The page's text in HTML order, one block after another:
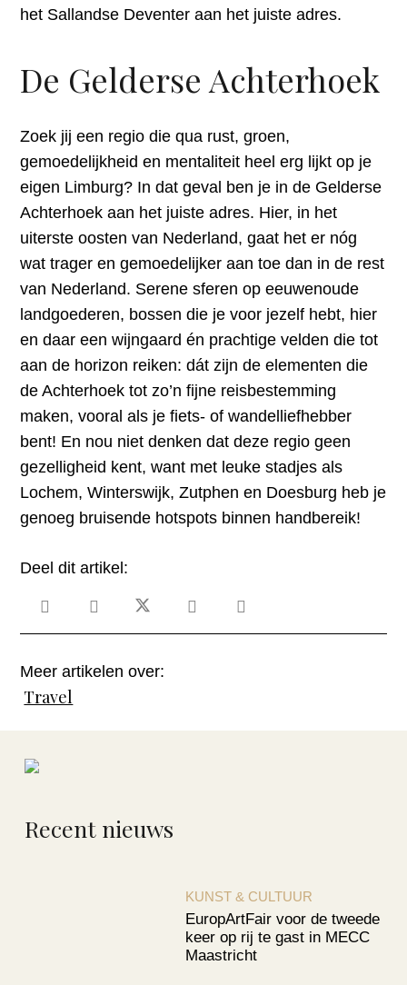
het Sallandse Deventer aan het juiste adres.
De Gelderse Achterhoek
Zoek jij een regio die qua rust, groen,
gemoedelijkheid en mentaliteit heel erg lijkt op je
eigen Limburg? In dat geval ben je in de Gelderse
Achterhoek aan het juiste adres. Hier, in het
uiterste oosten van Nederland, gaat het er nóg
wat trager en gemoedelijker aan toe dan in de rest
van Nederland. Serene sferen op eeuwenoude
landgoederen, bossen die je voor jezelf hebt, hier
en daar een wijngaard én prachtige velden die tot
aan de horizon reiken: dát zijn de elementen die
de Achterhoek tot zo’n fijne reisbestemming
maken, vooral als je fiets- of wandelliefhebber
bent! En nou niet denken dat deze regio geen
gezelligheid kent, want met leuke stadjes als
Lochem, Winterswijk, Zutphen en Doesburg heb je
genoeg bruisende hotspots binnen handbereik!
Deel dit artikel:
Meer artikelen over:
Travel
Recent nieuws
KUNST & CULTUUR
EuropArtFair voor de tweede
keer op rij te gast in MECC
Maastricht